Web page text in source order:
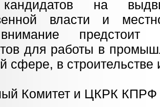
кандидатов на
власти и
предстоит
для работы в
сфере, в строительстве
Комитет и ЦКРК КПРФ